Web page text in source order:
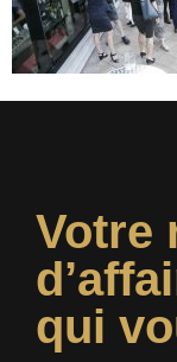
Votre
qui